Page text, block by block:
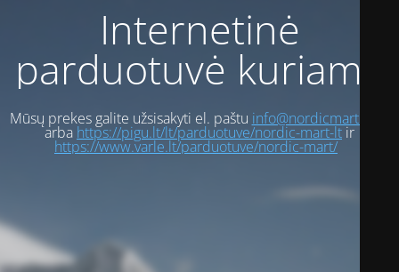
Internetinė
parduotuvė kuriama
Mūsų prekes galite užsisakyti el. paštu info@nordicmart.com
arba https://pigu.lt/lt/parduotuve/nordic-mart-ltir
https://www.varle.lt/parduotuve/nordic-mart/